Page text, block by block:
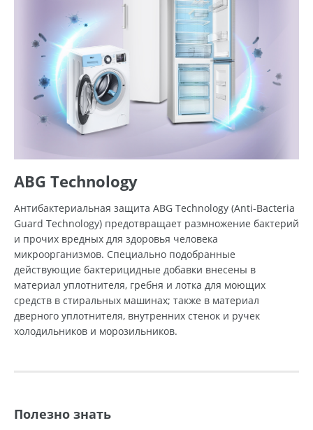
ABG Technology
Антибактериальная защита ABG Technology (Anti-Bacteria
Guard Technology) предотвращает размножение бактерий
и прочих вредных для здоровья человека
микроорганизмов. Специально подобранные
действующие бактерицидные добавки внесены в
материал уплотнителя, гребня и лотка для моющих
средств в стиральных машинах; также в материал
дверного уплотнителя, внутренних стенок и ручек
холодильников и морозильников.
Полезно знать